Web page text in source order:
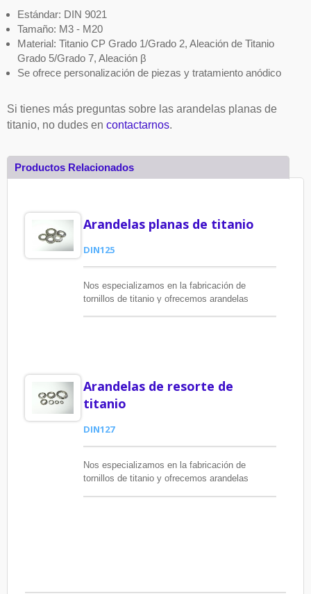
Estándar: DIN 9021
Tamaño: M3 - M20
Material: Titanio CP Grado 1/Grado 2, Aleación de Titanio
Grado 5/Grado 7, Aleación β
Se ofrece personalización de piezas y tratamiento anódico
Si tienes más preguntas sobre las arandelas planas de
titanio, no dudes en contactarnos.
Productos Relacionados
Arandelas planas de titanio
DIN125
Nos especializamos en la fabricación de
tornillos de titanio y ofrecemos arandelas
Arandelas de resorte de
titanio
DIN127
Nos especializamos en la fabricación de
tornillos de titanio y ofrecemos arandelas